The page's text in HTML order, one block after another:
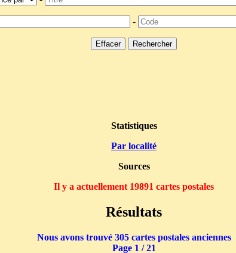
-
Statistiques
Par localité
Sources
Il y a actuellement 19891 cartes postales
Résultats
Nous avons trouvé 305 cartes postales anciennes
Page 1 / 21